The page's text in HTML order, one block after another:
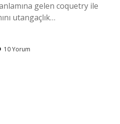
gelen coquetry ile
utangaçlık…
10 Yorum